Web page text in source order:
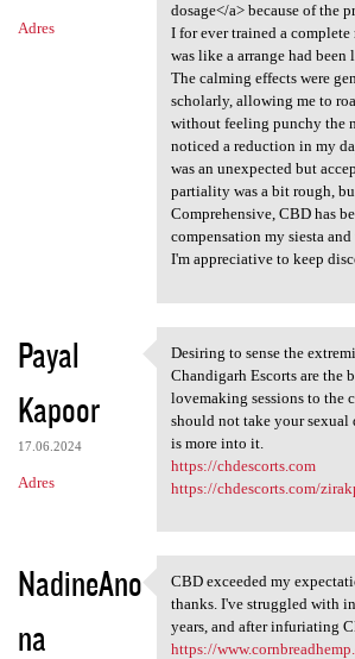
Adres
dosage</a> because of the
I for ever trained a
was like a arrange had
The calming effects were
scholarly, allowing me to
without feeling punchy the
noticed a reduction in my
was an unexpected but
partiality was a bit rough,
Comprehensive, CBD has
compensation my siesta and
I'm appreciative to keep
Payal
Kapoor
17.06.2024
Adres
Desiring to sense the
Desiring to sense the
Chandigarh Escorts are the
lovemaking sessions to the
should not take your sexual
is more into it.
https://chdescorts.com
https://chdescorts.com/
NadineAno
na
CBD exceeded my
CBD exceeded my
thanks. I've struggled with
years, and after infuriating
https://